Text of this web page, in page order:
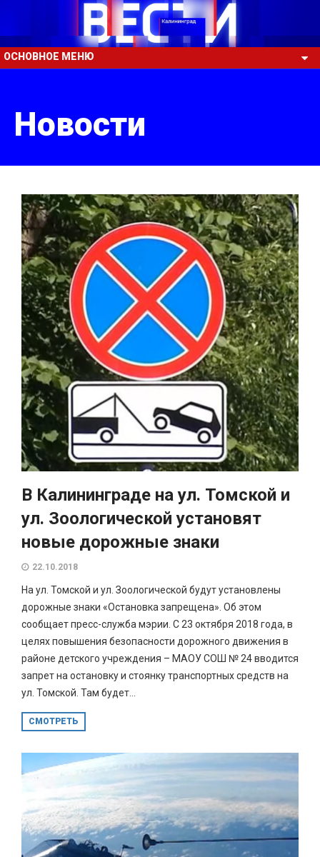
ОСНОВНОЕ МЕНЮ
Новости
В Калининграде на ул. Томской и
ул. Зоологической установят
новые дорожные знаки
22.10.2018
На ул. Томской и ул. Зоологической будут установлены
дорожные знаки «Остановка запрещена». Об этом
сообщает пресс-служба мэрии. С 23 октября 2018 года, в
целях повышения безопасности дорожного движения в
районе детского учреждения – МАОУ СОШ № 24 вводится
запрет на остановку и стоянку транспортных средств на
ул. Томской. Там будет...
СМОТРЕТЬ